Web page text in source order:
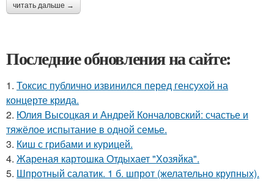
читать дальше →
Последние обновления на сайте:
1. Токсис публично извинился перед генсухой на
концерте крида.
2. Юлия Высоцкая и Андрей Кончаловский: счастье и
тяжёлое испытание в одной семье.
3. Киш с грибами и курицей.
4. Жареная картошка Отдыхает "Хозяйка".
5. Шпротный салатик. 1 б. шпрот (желательно крупных).